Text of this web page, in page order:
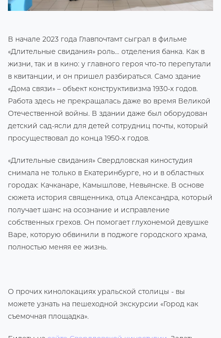
В начале 2023 года Главпочтамт сыграл в фильме
«Длительные свидания» роль… отделения банка. Как в
жизни, так и в кино: у главного героя что-то перепутали
в квитанции, и он пришел разбираться. Само здание
«Дома связи» – объект конструктивизма 1930-х годов.
Работа здесь не прекращалась даже во время Великой
Отечественной войны. В здании даже был оборудован
детский сад-ясли для детей сотрудниц почты, который
просуществовал до конца 1950-х годов.
«Длительные свидания» Свердловская киностудия
снимала не только в Екатеринбурге, но и в областных
городах: Качканаре, Камышлове, Невьянске. В основе
сюжета история священника, отца Александра, который
получает шанс на осознание и исправление
собственных грехов. Он помогает глухонемой девушке
Варе, которую обвинили в поджоге городского храма,
полностью меняя ее жизнь.
О прочих кинолокациях уральской столицы - вы
можете узнать на пешеходной экскурсии «Город как
съемочная площадка».